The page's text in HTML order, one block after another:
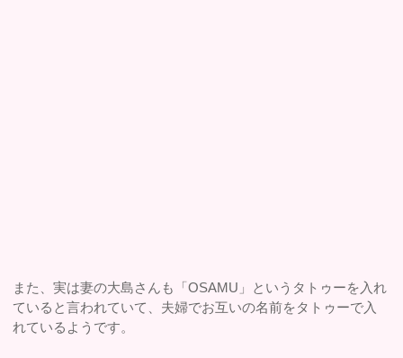
また、実は妻の大島さんも「OSAMU」というタトゥーを入れ
ていると言われていて、夫婦でお互いの名前をタトゥーで入
れているようです。